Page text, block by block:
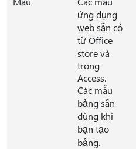
ứng dụng
web sẵn có
từ Office
store và
trong
Access.
Các mẫu
bảng sẵn
dùng khi
bạn tạo
bảng.